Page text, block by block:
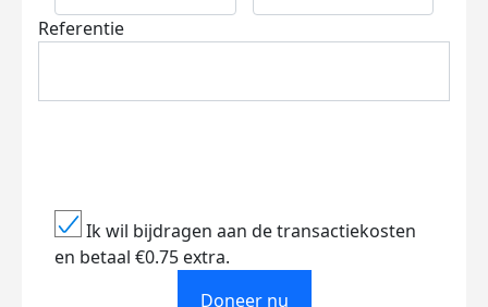
Referentie
Ik wil bijdragen aan de transactiekosten
en betaal €0.75 extra.
Doneer nu